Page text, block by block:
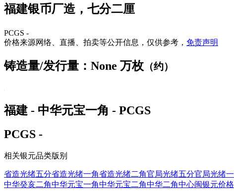
福建银币厂造，七分二厘
PCGS -
价格来源网络、直播、拍卖等公开信息，仅供参考， 免责声明
铸造量/发行量：None 万枚 （约）
福建 - 中华元宝一角 - PCGS
PCGS -
相关银元品类版别
省造光绪五分省造光绪一角省造光绪二角官局光绪五分官局光绪
中华癸亥二角中华元宝一角中华元宝二角中华二角中心闽银元价